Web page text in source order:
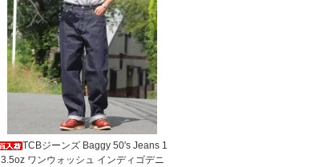
TCBジーンズ Baggy 50's Jeans 1
3.5oz ワンウォッシュ インディゴデニ